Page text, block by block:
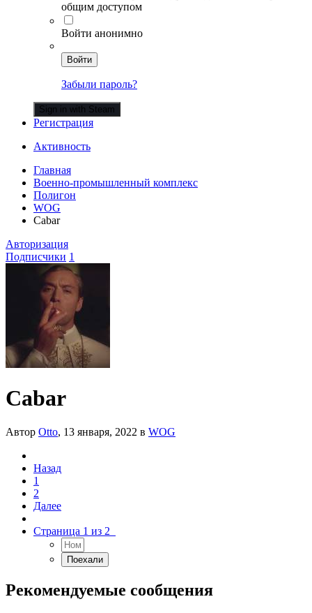
общим доступом
Войти анонимно
Войти
Забыли пароль?
Sign in with Steam
Регистрация
Активность
Главная
Военно-промышленный комплекс
Полигон
WOG
Cabar
Авторизация
Подписчики 1
Cabar
Автор Otto, 13 января, 2022 в WOG
Назад
1
2
Далее
Страница 1 из 2
Рекомендуемые сообщения